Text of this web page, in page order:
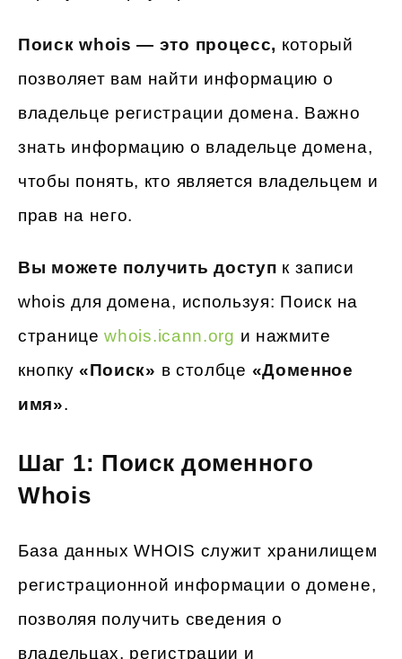
Поиск whois — это процесс, который
позволяет вам найти информацию о
владельце регистрации домена. Важно
знать информацию о владельце домена,
чтобы понять, кто является владельцем и
прав на него.
Вы можете получить доступ к записи
whois для домена, используя: Поиск на
страницеwhois.icann.org и нажмите
кнопку «Поиск» в столбце «Доменное
имя».
Шаг 1: Поиск доменного
Whois
База данных WHOIS служит хранилищем
регистрационной информации о домене,
позволяя получить сведения о
владельцах, регистрации и